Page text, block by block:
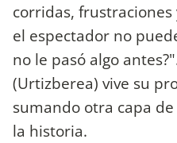
corridas,
el espectador no
no le pasó algo
(Urtizberea) vive su
sumando otra capa
la historia.